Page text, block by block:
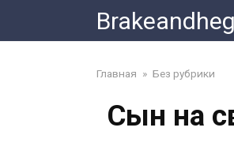
content
Главная » Без рубрики
Сын на